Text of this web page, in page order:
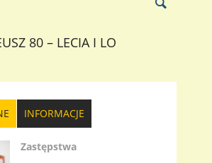
80 – LECIA I LO
INFORMACJE
Zastępstwa